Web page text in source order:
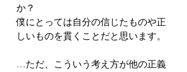
か？
僕にとっては自分の信じたものや正
しいものを貫くことだと思います。
…ただ、こういう考え方が他の正義